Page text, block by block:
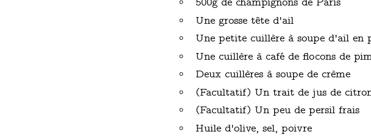
500g de champignons de Paris
Une grosse tête d'ail
Une petite cuillère à soupe d'ail en
Une cuillère à café de flocons de
Deux cuillères à soupe de crème
(Facultatif) Un trait de jus de
(Facultatif) Un peu de persil frais
Huile d'olive, sel, poivre